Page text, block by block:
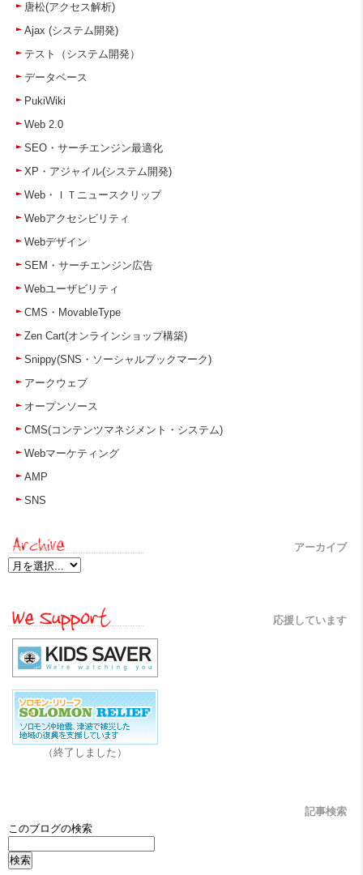
唐松(アクセス解析)
Ajax (システム開発)
テスト（システム開発）
データベース
PukiWiki
Web 2.0
SEO・サーチエンジン最適化
XP・アジャイル(システム開発)
Web・ＩＴニュースクリップ
Webアクセシビリティ
Webデザイン
SEM・サーチエンジン広告
Webユーザビリティ
CMS・MovableType
Zen Cart(オンラインショップ構築)
Snippy(SNS・ソーシャルブックマーク)
アークウェブ
オープンソース
CMS(コンテンツマネジメント・システム)
Webマーケティング
AMP
SNS
アーカイブ
応援しています
（終了しました）
記事検索
このブログの検索